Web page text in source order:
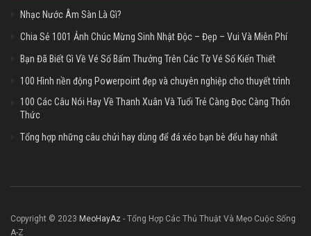
Nhạc Nước Âm Sàn Là Gì?
Chia Sẻ 1001 Ảnh Chúc Mừng Sinh Nhật Độc – Đẹp – Vui Và Miễn Phí
Bạn Đã Biết Gì Về Vé Số Bấm Thưởng Trên Các Tờ Vé Số Kiến Thiết
100 Hình nền động Powerpoint đẹp và chuyên nghiệp cho thuyết trình
100 Các Câu Nói Hay Về Thanh Xuân Và Tuổi Trẻ Càng Đọc Càng Thổn
Thức
Tổng hợp những câu chửi hay dùng để đá xéo bạn bè đểu hay nhất
Copyright © 2023 MeoHayAz - Tổng Hợp Các Thủ Thuật Và Mẹo Cuộc Sống
A-Z